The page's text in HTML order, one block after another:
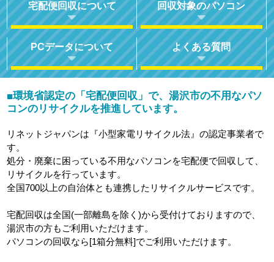
宅配便回収について 回収対象のパソコン
PCデータについて よくある質問
■環境省認定の「宅配便回収」で、湯沢市の不用なパソ
コンのリサイクルを推進しています。
リネットジャパンは『小型家電リサイクル法』の認定事業者で
す。
処分・廃棄に困っている不用なパソコンを宅配便で回収して、
リサイクルを行っています。
全国700以上の自治体とも連携したリサイクルサービスです。
宅配回収は全国(一部離島を除く)から受付けておりますので、
湯沢市の方もご利用いただけます。
パソコンの回収なら[1箱分無料]でご利用いただけます。